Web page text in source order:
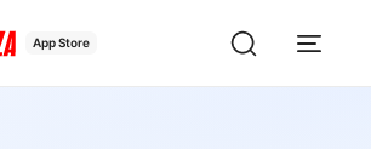
App Store